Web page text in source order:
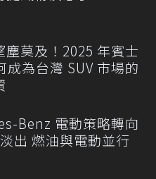
塵莫及！2025 年賓士
成為台灣 SUV 市場的
Benz 電動策略轉向
出 燃油與電動並行